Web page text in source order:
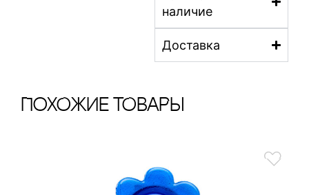
наличие
Доставка
ПохОжИе тОваРы